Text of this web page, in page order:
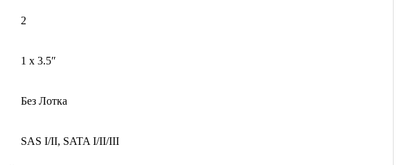
2
1 x 3.5″
Без Лотка
SAS I/II, SATA I/II/III